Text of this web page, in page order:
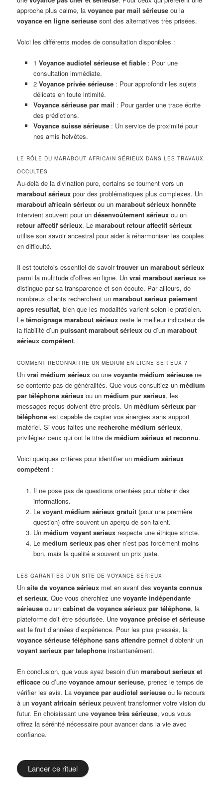
approche plus calme, lavoyance par mail sérieuse ou la
voyance en ligne serieuse sont des alternatives très prisées.
Voici les différents modes de consultation disponibles :
1 Voyance audiotel sérieuse et fiable: Pour une
consultation immédiate.
2 Voyance privée sérieuse: Pour approfondir les sujets
délicats en toute intimité.
Voyance sérieuse par mail : Pour garder une trace écrite
des prédictions.
Voyance suisse sérieuse: Un service de proximité pour
nos amis helvètes.
LE RÔLE DU MARABOUT AFRICAIN SÉRIEUX DANS LES TRAVAUX
OCCULTES
Au-delà de la divination pure, certains se tournent vers un
marabout sérieux pour des problématiques plus complexes. Un
marabout africain sérieux ou unmarabout sérieux honnête
intervient souvent pour undésenvoûtement sérieux ou un
retour affectif sérieux. Lemarabout retour affectif sérieux
utilise son savoir ancestral pour aider à réharmoniser les couples
en difficulté.
Il est toutefois essentiel de savoirtrouver un marabout sérieux
parmi la multitude d’offres en ligne. Unvrai marabout serieux se
distingue par sa transparence et son écoute. Par ailleurs, de
nombreux clients recherchent unmarabout serieux paiement
apres resultat, bien que les modalités varient selon le praticien.
Letémoignage marabout sérieux reste le meilleur indicateur de
la fiabilité d’unpuissant marabout sérieux ou d’unmarabout
sérieux compétent.
COMMENT RECONNAÎTRE UN MÉDIUM EN LIGNE SÉRIEUX ?
Unvrai médium sérieux ou unevoyante médium sérieuse ne
se contente pas de généralités. Que vous consultiez unmédium
par téléphone sérieux ou unmédium pur serieux, les
messages reçus doivent être précis. Unmédium sérieux par
téléphone est capable de capter vos énergies sans support
matériel. Si vous faites unerecherche médium sérieux,
privilégiez ceux qui ont le titre demédium sérieux et reconnu.
Voici quelques critères pour identifier unmédium sérieux
compétent :
Il ne pose pas de questions orientées pour obtenir des
informations.
Le voyant médium sérieux gratuit(pour une première
question) offre souvent un aperçu de son talent.
Un médium voyant serieuxrespecte une éthique stricte.
Le medium serieux pas chern’est pas forcément moins
bon, mais la qualité a souvent un prix juste.
LES GARANTIES D’UN SITE DE VOYANCE SÉRIEUX
Unsite de voyance sérieux met en avant desvoyants connus
et serieux. Que vous cherchiez unevoyante indépendante
sérieuse ou uncabinet de voyance sérieux par téléphone, la
plateforme doit être sécurisée. Unevoyance précise et sérieuse
est le fruit d’années d’expérience. Pour les plus pressés, la
voyance sérieuse téléphone sans attendre permet d’obtenir un
voyant serieux par telephone instantanément.
En conclusion, que vous ayez besoin d’unmarabout serieux et
efficace ou d’unevoyance amour serieuse, prenez le temps de
vérifier les avis. Lavoyance par audiotel serieuse ou le recours
à unvoyant africain sérieux peuvent transformer votre vision du
futur. En choisissant unevoyance très sérieuse, vous vous
offrez la sérénité nécessaire pour avancer dans la vie avec
confiance.
Lancer ce rituel